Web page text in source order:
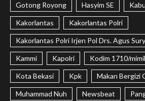
Gotong Royong Hasyim SE
Kakorlantas Kakorlantas Polri
Kakorlantas Polri Irjen Pol Drs. Agus
Kammi Kapolri Kodim 1710/
Kota Bekasi Kpk Makan Bergizi
Muhammad Nuh Newsbeat